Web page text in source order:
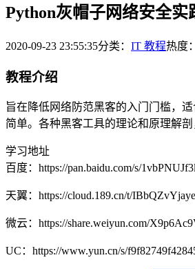
Python灰帽子网络安全实
2020-09-23 23:55:35分类： IT 教程热度
教程介绍
旨在降低网络防范黑客的入门门槛，
简单。各种黑客工具的理论和原理解
学习地址
百度：https://pan.baidu.com/s/
天翼：https://cloud.189.cn/t/
微云：https://share.weiyun.com/
UC：https://www.yun.cn/s/